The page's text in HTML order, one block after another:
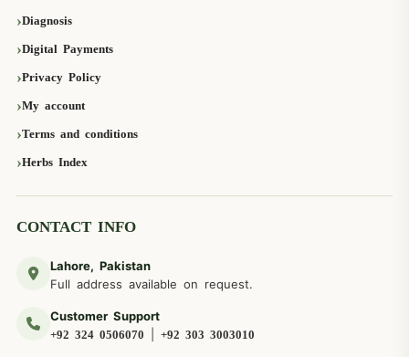
Diagnosis
Digital Payments
Privacy Policy
My account
Terms and conditions
Herbs Index
CONTACT INFO
Lahore, Pakistan
Full address available on request.
Customer Support
+92 324 0506070 +92 303 3003010